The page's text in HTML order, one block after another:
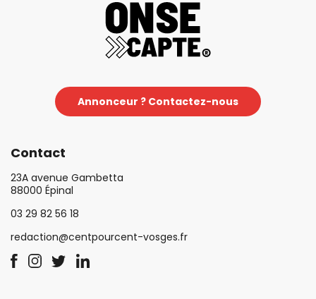
Annonceur ? Contactez-nous
Contact
23A avenue Gambetta
88000 Épinal
03 29 82 56 18
redaction@centpourcent-vosges.fr